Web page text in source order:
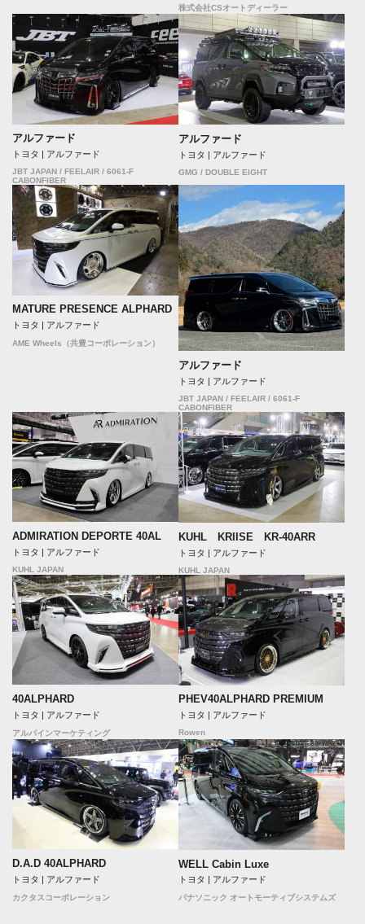
株式会社CSオートディーラー
アルファード
トヨタ | アルファード
JBT JAPAN / FEELAIR / 6061-F
CABONFIBER
アルファード
トヨタ | アルファード
GMG / DOUBLE EIGHT
MATURE PRESENCE ALPHARD
トヨタ | アルファード
AME Wheels（共豊コーポレーション）
アルファード
トヨタ | アルファード
JBT JAPAN / FEELAIR / 6061-F
CABONFIBER
ADMIRATION DEPORTE 40AL
トヨタ | アルファード
KUHL JAPAN
KUHL KRIISE KR-40ARR
トヨタ | アルファード
KUHL JAPAN
40ALPHARD
トヨタ | アルファード
アルパインマーケティング
PHEV40ALPHARD PREMIUM
トヨタ | アルファード
Rowen
D.A.D 40ALPHARD
トヨタ | アルファード
カクタスコーポレーション
WELL Cabin Luxe
トヨタ | アルファード
パナソニック オートモーティブシステムズ